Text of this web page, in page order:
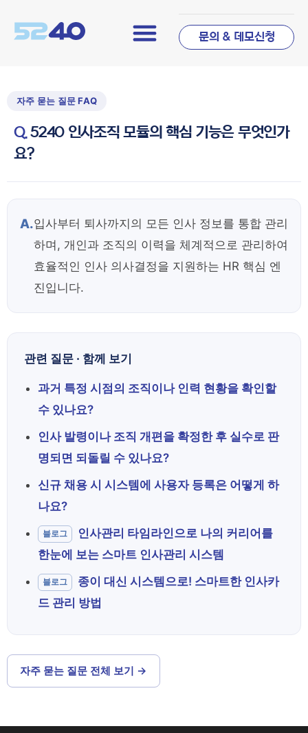
문의 & 데모신청
5240 인사조직 모듈의 핵심 기능은 무엇인가
요?
A.입사부터 퇴사까지의 모든 인사 정보를 통합 관리
하며, 개인과 조직의 이력을 체계적으로 관리하여
효율적인 인사 의사결정을 지원하는 HR 핵심 엔
진입니다.
관련 질문 · 함께 보기
과거 특정 시점의 조직이나 인력 현황을 확인할
수 있나요?
인사 발령이나 조직 개편을 확정한 후 실수로 판
명되면 되돌릴 수 있나요?
신규 채용 시 시스템에 사용자 등록은 어떻게 하
나요?
블로그
인사관리 타임라인으로 나의 커리어를
한눈에 보는 스마트 인사관리 시스템
블로그
종이 대신 시스템으로! 스마트한 인사카
드 관리 방법
자주 묻는 질문 전체 보기 →